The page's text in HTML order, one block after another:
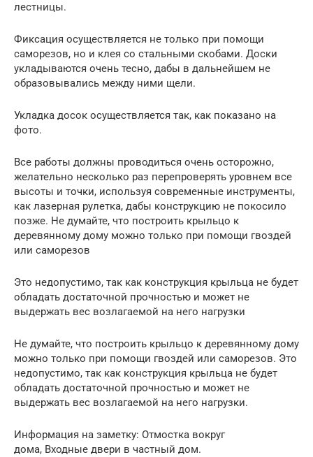
лестницы.
Фиксация осуществляется не только при помощи
саморезов, но и клея со стальными скобами. Доски
укладываются очень тесно, дабы в дальнейшем не
образовывались между ними щели.
Укладка досок осуществляется так, как показано на
фото.
Все работы должны проводиться очень осторожно,
желательно несколько раз перепроверять уровнем все
высоты и точки, используя современные инструменты,
как лазерная рулетка, дабы конструкцию не покосило
позже. Не думайте, что построить крыльцо к
деревянному дому можно только при помощи гвоздей
или саморезов
Это недопустимо, так как конструкция крыльца не будет
обладать достаточной прочностью и может не
выдержать вес возлагаемой на него нагрузки
Не думайте, что построить крыльцо к деревянному дому
можно только при помощи гвоздей или саморезов. Это
недопустимо, так как конструкция крыльца не будет
обладать достаточной прочностью и может не
выдержать вес возлагаемой на него нагрузки.
Информация на заметку: Отмостка вокруг
дома, Входные двери в частный дом.